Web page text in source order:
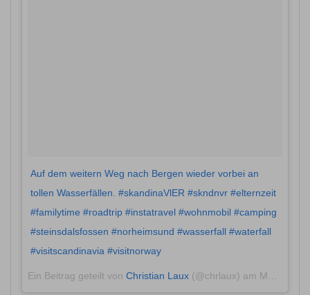
Auf dem weitern Weg nach Bergen wieder vorbei an
tollen Wasserfällen. #skandinaVlER #skndnvr #elternzeit
#familytime #roadtrip #instatravel #wohnmobil #camping
#steinsdalsfossen #norheimsund #wasserfall #waterfall
#visitscandinavia #visitnorway
Ein Beitrag geteilt von Christian Laux (@chrlaux) am Mai 27, 2018 um 3:13 PDT